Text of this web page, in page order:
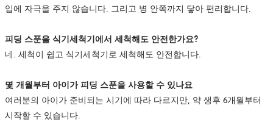
입에 자극을 주지 않습니다. 그리고 병 안쪽까지 닿아 편리합니다.
피딩 스푼을 식기세척기에서 세척해도 안전한가요?
네. 세척이 쉽고 식기세척기로 세척해도 안전합니다.
몇 개월부터 아이가 피딩 스푼을 사용할 수 있나요
여러분의 아이가 준비되는 시기에 따라 다르지만, 약 생후 6개월부터
시작할 수 있습니다.